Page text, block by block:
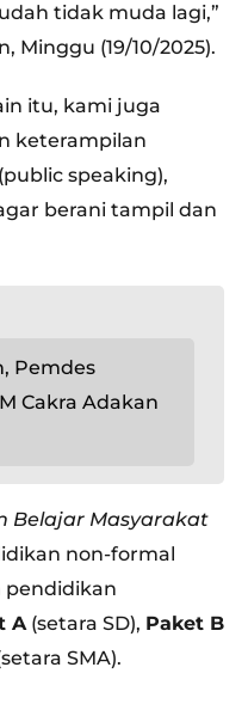
tidak muda lagi,”
Minggu (19/10/2025).
itu, kami juga
keterampilan
speaking),
berani tampil dan
Pemdes
Cakra Adakan
Belajar Masyarakat
non-formal
pendidikan
A(setara SD), Paket B
SMA).